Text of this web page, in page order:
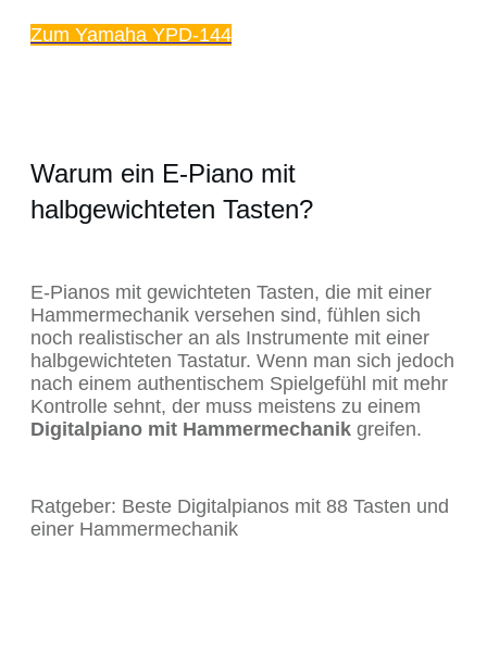
Zum Yamaha YPD-144
Warum ein E-Piano mit
halbgewichteten Tasten?
E-Pianos mit gewichteten Tasten, die mit einer
Hammermechanik versehen sind, fühlen sich
noch realistischer an als Instrumente mit einer
halbgewichteten Tastatur. Wenn man sich jedoch
nach einem authentischem Spielgefühl mit mehr
Kontrolle sehnt, der muss meistens zu einem
Digitalpiano mit Hammermechanik greifen.
Ratgeber: Beste Digitalpianos mit 88 Tasten und
einer Hammermechanik